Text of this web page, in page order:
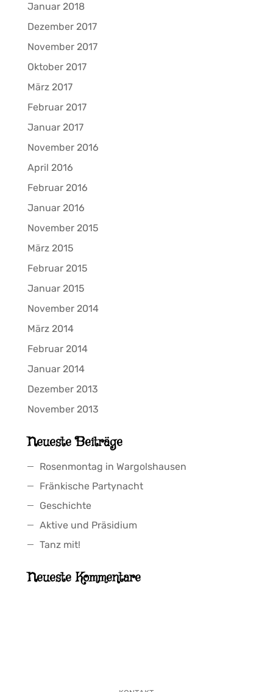
Januar 2018
Dezember 2017
November 2017
Oktober 2017
März 2017
Februar 2017
Januar 2017
November 2016
April 2016
Februar 2016
Januar 2016
November 2015
März 2015
Februar 2015
Januar 2015
November 2014
März 2014
Februar 2014
Januar 2014
Dezember 2013
November 2013
Neueste Beiträge
Rosenmontag in Wargolshausen
Fränkische Partynacht
Geschichte
Aktive und Präsidium
Tanz mit!
Neueste Kommentare